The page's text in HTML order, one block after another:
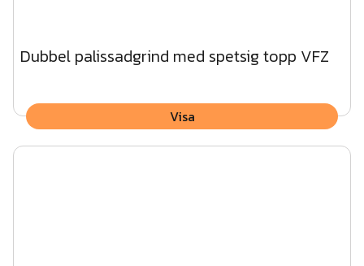
Dubbel palissadgrind med spetsig topp VFZ
Visa